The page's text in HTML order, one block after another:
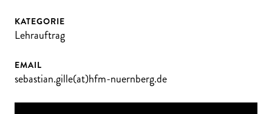
KATEGORIE
Lehrauftrag
EMAIL
sebastian.gille(at)hfm-nuernberg.de